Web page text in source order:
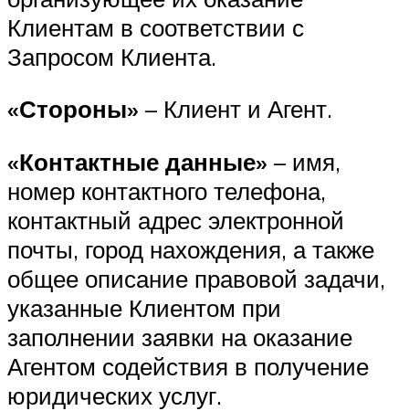
Клиентам в соответствии с
Запросом Клиента.
«Стороны» – Клиент и Агент.
«Контактные данные» – имя,
номер контактного телефона,
контактный адрес электронной
почты, город нахождения, а также
общее описание правовой задачи,
указанные Клиентом при
заполнении заявки на оказание
Агентом содействия в получение
юридических услуг.